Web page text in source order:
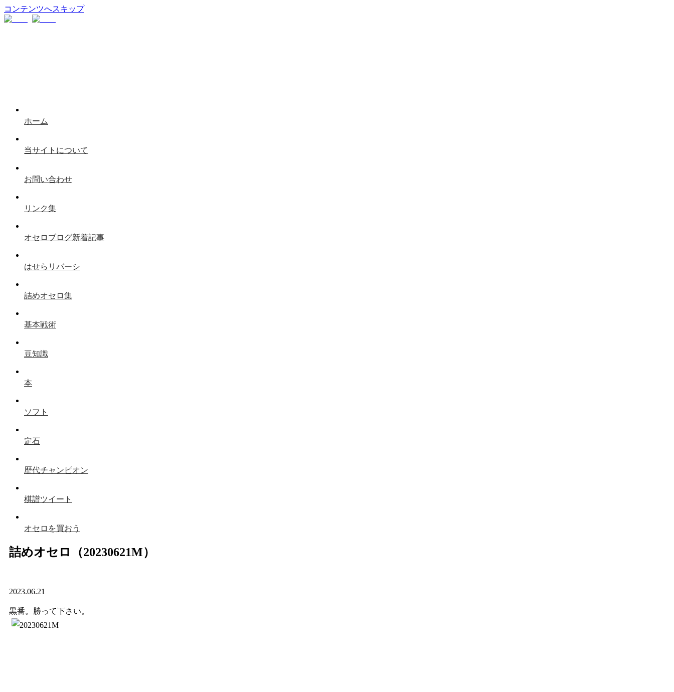
コンテンツへスキップ
ホーム
当サイトについて
お問い合わせ
リンク集
オセロブログ新着記事
はせらリバーシ
詰めオセロ集
基本戦術
豆知識
本
ソフト
定石
歴代チャンピオン
棋譜ツイート
オセロを買おう
詰めオセロ（20230621M）
2023.06.21
黒番。勝って下さい。